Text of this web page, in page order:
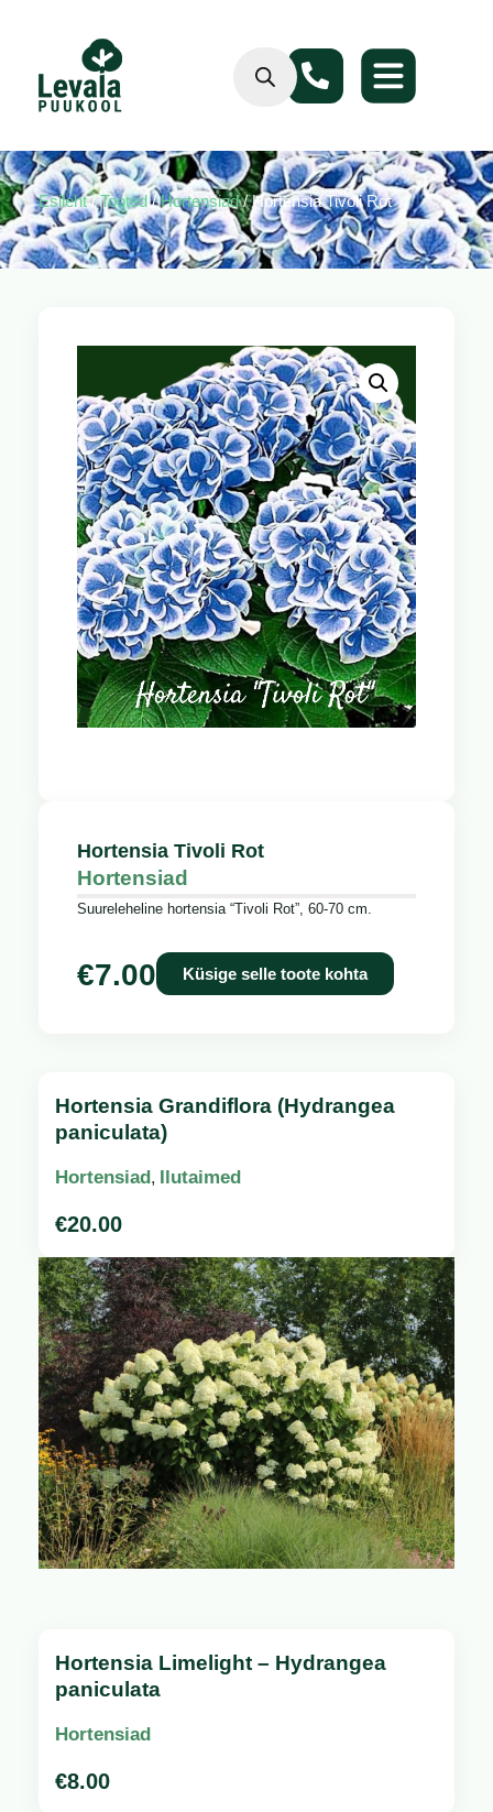
Esileht/Tooted/Hortensiad/ Hortensia Tivoli Rot
Hortensia Tivoli Rot
Hortensiad
Suureleheline hortensia “Tivoli Rot”, 60-70 cm.
€7.00 Küsige selle toote kohta
Hortensia Grandiflora (Hydrangea
paniculata)
Hortensiad, Ilutaimed
€20.00
Hortensia Limelight – Hydrangea
paniculata
Hortensiad
€8.00